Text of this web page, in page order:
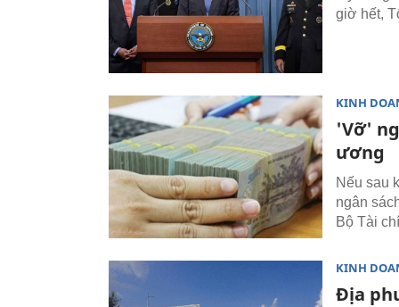
giờ hết,
KINH
'Vỡ'
ương
Nếu sau
ngân
Bộ Tài
KINH
Địa